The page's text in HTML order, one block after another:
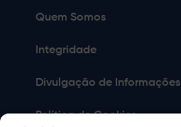
Quem Somos
Integridade
Divulgação de Informações
Política de Cookies